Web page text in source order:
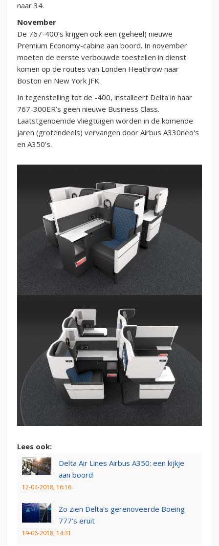
naar 34.
November
De 767-400’s krijgen ook een (geheel) nieuwe
Premium Economy-cabine aan boord. In november
moeten de eerste verbouwde toestellen in dienst
komen op de routes van Londen Heathrow naar
Boston en New York JFK.
In tegenstelling tot de -400, installeert Delta in haar
767-300ER’s geen nieuwe Business Class.
Laatstgenoemde vliegtuigen worden in de komende
jaren (grotendeels) vervangen door Airbus A330neo's
en A350's.
Lees ook:
Delta Air Lines Airbus A350: een kijkje
aan boord
12-04-2018, 16:16
Zo zien Delta's gerenoveerde Boeing
777’s eruit
19-06-2018, 14:31